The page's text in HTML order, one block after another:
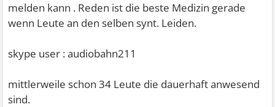
melden kann . Reden ist die beste Medizin gerade
wenn Leute an den selben synt. Leiden.
skype user : audiobahn211
mittlerweile schon 34 Leute die dauerhaft anwesend
sind.